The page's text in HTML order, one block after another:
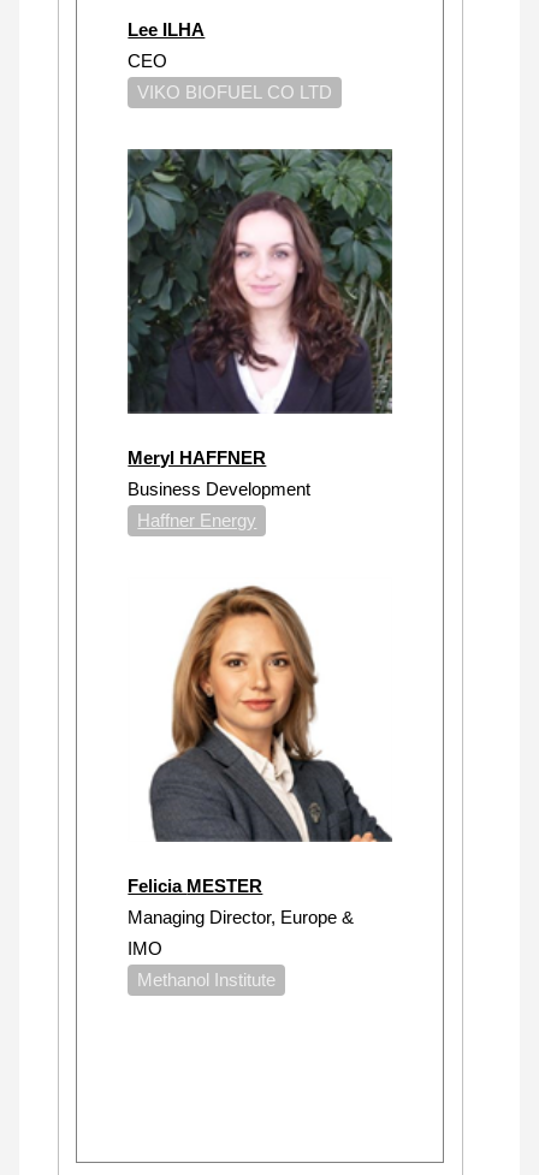
Lee ILHA
CEO
VIKO BIOFUEL CO LTD
Meryl HAFFNER
Business Development
Haffner Energy
Felicia MESTER
Managing Director, Europe &
IMO
Methanol Institute